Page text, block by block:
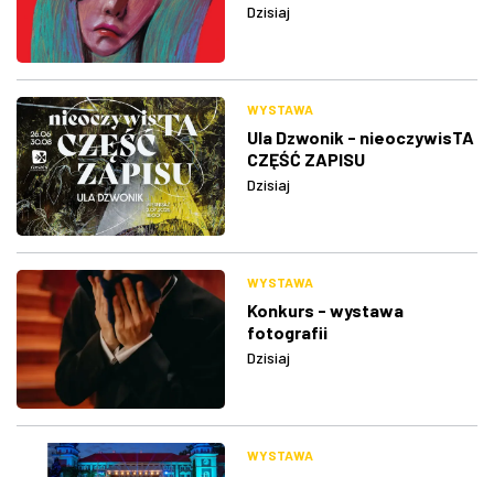
Dzisiaj
WYSTAWA
Ula Dzwonik - nieoczywisTA
CZĘŚĆ ZAPISU
Dzisiaj
WYSTAWA
Konkurs - wystawa
fotografii
Dzisiaj
WYSTAWA